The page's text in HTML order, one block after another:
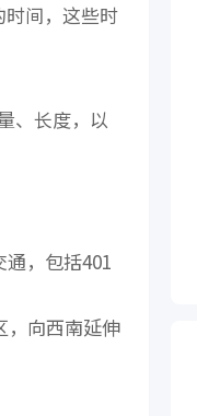
间，这些时
、长度，以
，包括401
，向西南延伸